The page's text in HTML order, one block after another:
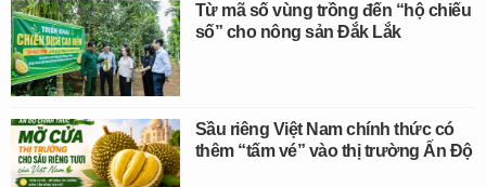
Từ mã số vùng trồng đến “hộ chiếu
số” cho nông sản Đắk Lắk
Sầu riêng Việt Nam chính thức có
thêm “tấm vé” vào thị trường Ấn Độ